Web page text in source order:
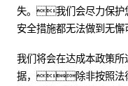
失。我们会尽力保
安全措施都无法做到无
我们将会在达成本政策
据，除非按照法律